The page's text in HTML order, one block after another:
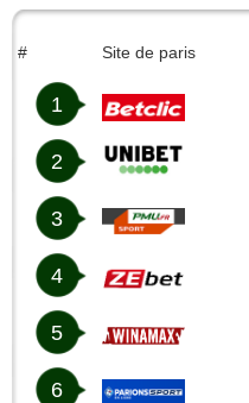
# Site de paris
1
2
3
4
5
6